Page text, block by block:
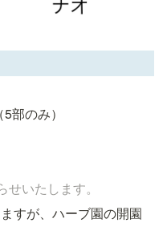
部のみ）
いたします。
すが、ハーブ園の開園